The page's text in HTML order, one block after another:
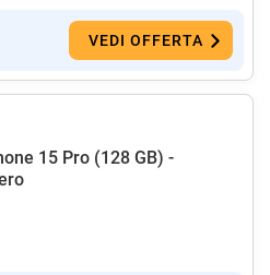
VEDI OFFERTA
15 Pro (128 GB) -